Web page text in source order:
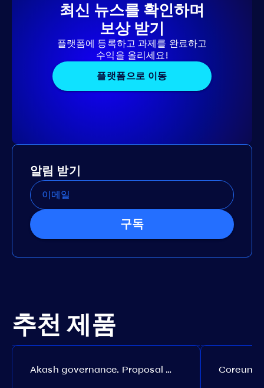
최신 뉴스를 확인하며
보상 받기
플랫폼에 등록하고 과제를 완료하고
수익을 올리세요!
플랫폼으로 이동
알림 받기
구독
추천 제품
Akash governance. Proposal №308